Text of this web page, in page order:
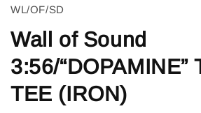
WL/OF/SD
Wall of Sound
3:56/“DOPAMINE”
TEE (IRON)